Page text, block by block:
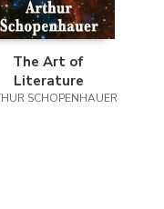
The Art of
Literature
SCHOPENHAUER